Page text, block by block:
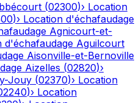
(02300)› Location
)› Location d'échafaudage
Agnicourt-et-
d'échafaudage Aguilcourt
Aisonville-et-Bernoville
Aizelles (02820)›
Jouy (02370)› Location
)› Location